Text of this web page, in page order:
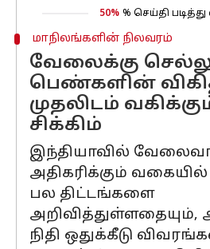
50% % செய்தி
மாநிலங்களின் நிலவரம்
வேலைக்கு
பெண்களின்
முதலிடம்
சிக்கிம்
இந்தியாவில்
அதிகரிக்கும்
பல திட்டங்களை
நிதி ஒதுக்கீடு